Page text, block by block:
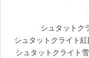
シュタットク
シュタットクライト
シュタットクライト